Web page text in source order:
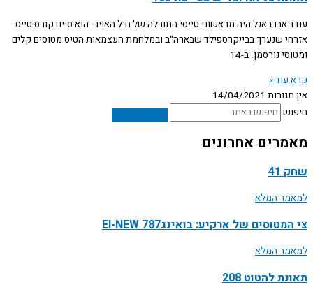
עודד אברבאנל היה מראשוני טייסי התובלה של חיל האויר. הוא סיים קורס טייס
אזרחי שנערך בבייקרספילד שבארה"ב ובמלחמת העצמאות הטיס מטוסים קלים
ומטוסי נורסמן. ב-14
קרא עוד »
אין תגובות 14/04/2021
חיפוש
מאמרים אחרונים
שחק 41
למאמר המלא
צי המטוסים של ארקיע: בואינג787 EI-NEW
למאמר המלא
תאונת להטוט 208